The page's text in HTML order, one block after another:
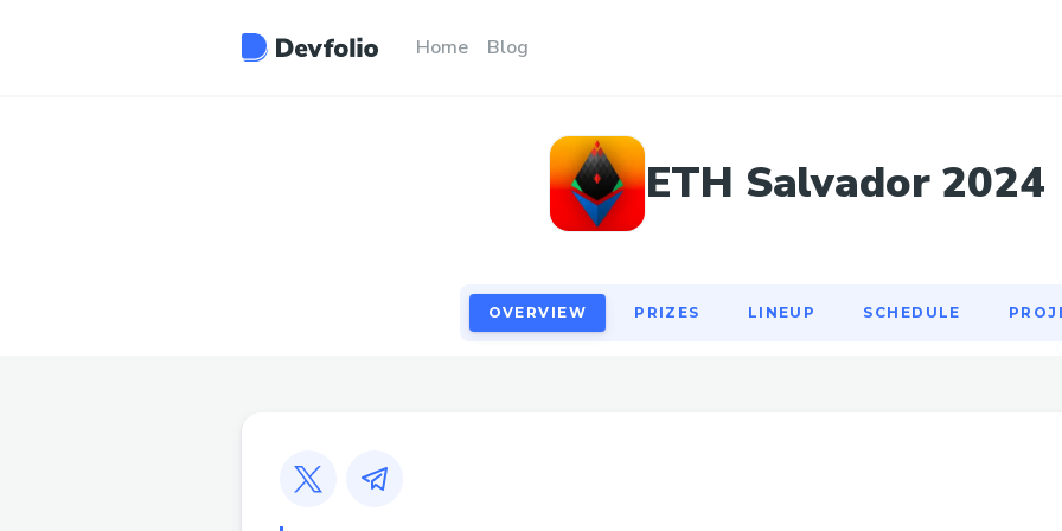
Home Blog
ETH Salvador 2024
OVERVIEW PRIZES LINEUP SCHEDULE
OVERVIEW